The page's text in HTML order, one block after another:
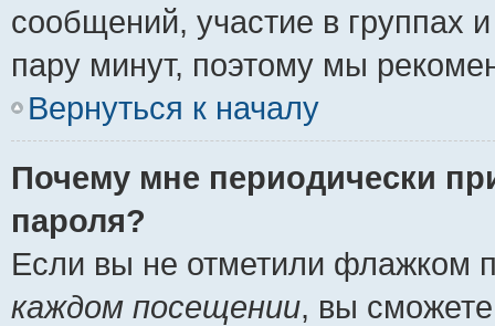
сообщений, участие в группах
пару минут, поэтому мы
Вернуться к началу
Почему мне периодически
пароля?
Если вы не отметили флажком
каждом посещении, вы